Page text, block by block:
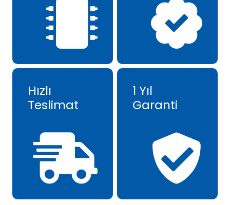
Hızlı
Teslimat
1 Yıl
Garanti